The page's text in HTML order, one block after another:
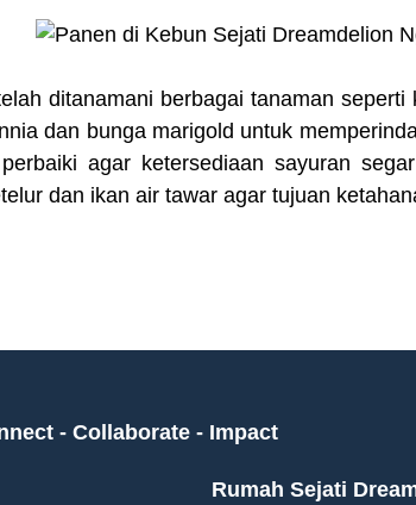
ditanamani berbagai tanaman
dan bunga marigold untuk
agar ketersediaan sayuran
dan ikan air tawar agar tujuan
- Collaborate - Impact
Rumah Sejati